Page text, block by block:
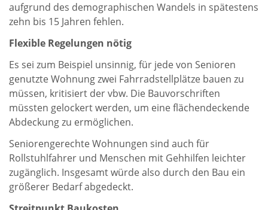
aufgrund des demographischen Wandels in spätestens
zehn bis 15 Jahren fehlen.
Flexible Regelungen nötig
Es sei zum Beispiel unsinnig, für jede von Senioren
genutzte Wohnung zwei Fahrradstellplätze bauen zu
müssen, kritisiert der vbw. Die Bauvorschriften
müssten gelockert werden, um eine flächendeckende
Abdeckung zu ermöglichen.
Seniorengerechte Wohnungen sind auch für
Rollstuhlfahrer und Menschen mit Gehhilfen leichter
zugänglich. Insgesamt würde also durch den Bau ein
größerer Bedarf abgedeckt.